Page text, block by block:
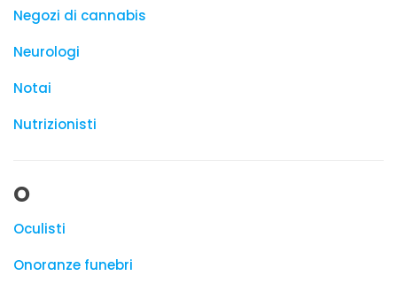
Negozi di cannabis
Neurologi
Notai
Nutrizionisti
O
Oculisti
Onoranze funebri